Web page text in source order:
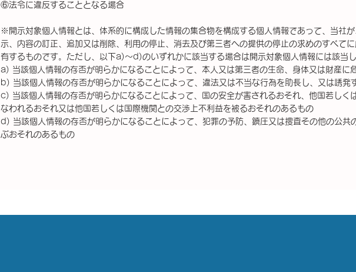
⑥法令に違反することとなる場合
※開示対象個人情報とは、体系的に構成した情報の集合物を構成する個人情報であって、当社
示、内容の訂正、追加又は削除、利用の停止、消去及び第三者への提供の停止の求めのすべて
有するものです。ただし、以下a)〜d)のいずれかに該当する場合は開示対象個人情報には該当し
a) 当該個人情報の存否が明らかになることによって、本人又は第三者の生命、身体又は財産に
b) 当該個人情報の存否が明らかになることによって、違法又は不当な行為を助⻑し、又は誘発
c) 当該個人情報の存否が明らかになることによって、国の安全が害されるおそれ、他国若しく
なわれるおそれ又は他国若しくは国際機関との交渉上不利益を被るおそれのあるもの
d) 当該個人情報の存否が明らかになることによって、犯罪の予防、鎮圧又は捜査その他の公共
ぶおそれのあるもの